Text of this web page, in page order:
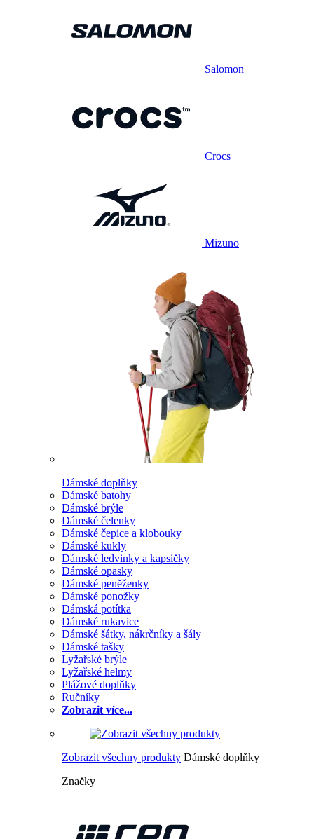
Salomon
Crocs
Mizuno
Dámské doplňky
Dámské batohy
Dámské brýle
Dámské čelenky
Dámské čepice a klobouky
Dámské kukly
Dámské ledvinky a kapsičky
Dámské opasky
Dámské peněženky
Dámské ponožky
Dámská potítka
Dámské rukavice
Dámské šátky, nákrčníky a šály
Dámské tašky
Lyžařské brýle
Lyžařské helmy
Plážové doplňky
Ručníky
Zobrazit více...
Zobrazit všechny produkty Dámské doplňky
Značky